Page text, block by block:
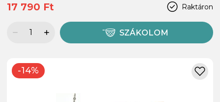
Raktáron
17 790 Ft
SZÁKOLOM
-14%